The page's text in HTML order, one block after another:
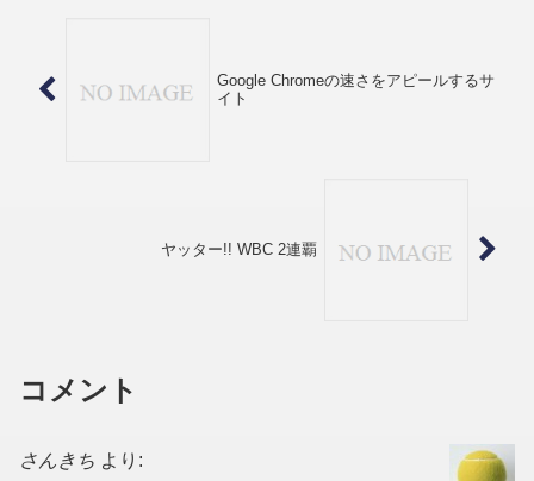
Google Chromeの速さをアピールするサ
イト
ヤッター!! WBC 2連覇
コメント
さんきち より: